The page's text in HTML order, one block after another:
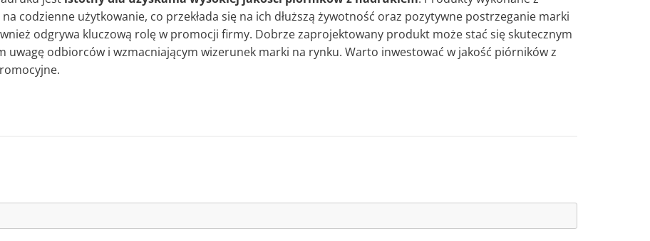
codzienne użytkowanie, co przekłada się na ich dłuższą żywotność oraz pozytywne postrzeganie marki
odgrywa kluczową rolę w promocji firmy. Dobrze zaprojektowany produkt może stać się skutecznym
uwagę odbiorców i wzmacniającym wizerunek marki na rynku. Warto inwestować w jakość piórników z